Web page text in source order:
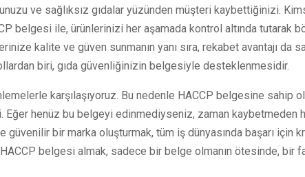
ve sağlıksız gıdalar yüzünden müşteri kaybettiğinizi.
belgesi ile, ürünlerinizi her aşamada kontrol altında tutarak
kalite ve güven sunmanın yanı sıra, rekabet avantajı da
biri, gıda güvenliğinizin belgesiyle desteklenmesidir.
karşılaşıyoruz. Bu nedenle HACCP belgesine sahip
Eğer henüz bu belgeyi edinmediyseniz, zaman kaybetmeden
bir marka oluşturmak, tüm iş dünyasında başarı için
belgesi almak, sadece bir belge olmanın ötesinde, bir